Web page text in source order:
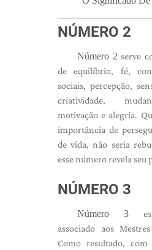
NÚMERO 2
Número 2 serve
de equilíbrio, fé,
sociais, percepção,
criatividade,
motivação e alegria.
importância de
de vida, não seria
esse número revela seu
NÚMERO 3
Número 3
associado aos
Como resultado, com